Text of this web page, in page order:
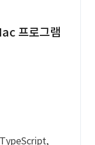
프로그램